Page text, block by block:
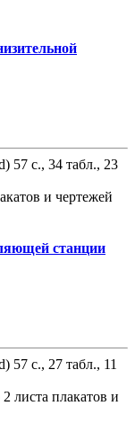
57 с., 34 табл., 23
и чертежей
станции
57 с., 27 табл., 11
листа плакатов и